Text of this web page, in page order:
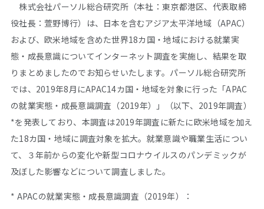
株式会社パーソル総合研究所（本社：東京都港区、代表取締
役社長：萱野博行）は、日本を含むアジア太平洋地域（APAC）
および、欧米地域を含めた世界18カ国・地域における就業実
態・成長意識についてインターネット調査を実施し、結果を取
りまとめましたのでお知らせいたします。パーソル総合研究所
では、2019年8月にAPAC14カ国・地域を対象に行った「APAC
の就業実態・成長意識調査（2019年）」（以下、2019年調査）
*を発表しており、本調査は2019年調査に新たに欧米地域を加え
た18カ国・地域に調査対象を拡大。就業意識や職業生活につい
て、３年前からの変化や新型コロナウイルスのパンデミックが
及ぼした影響などについて調査しました。
* APACの就業実態・成長意識調査（2019年）：